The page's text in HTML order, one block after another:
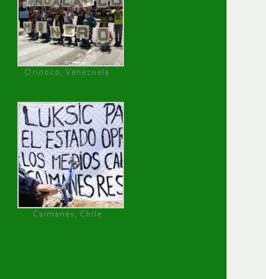
Orinoco, Venezuela
Caimanes, Chile